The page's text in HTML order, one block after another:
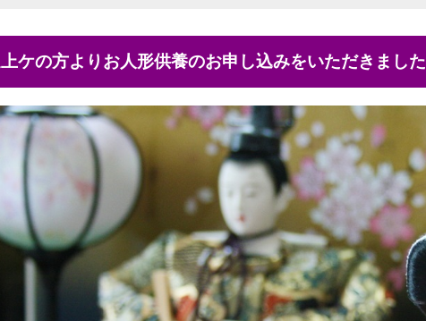
達上ケの方よりお人形供養のお申し込みをいただきました